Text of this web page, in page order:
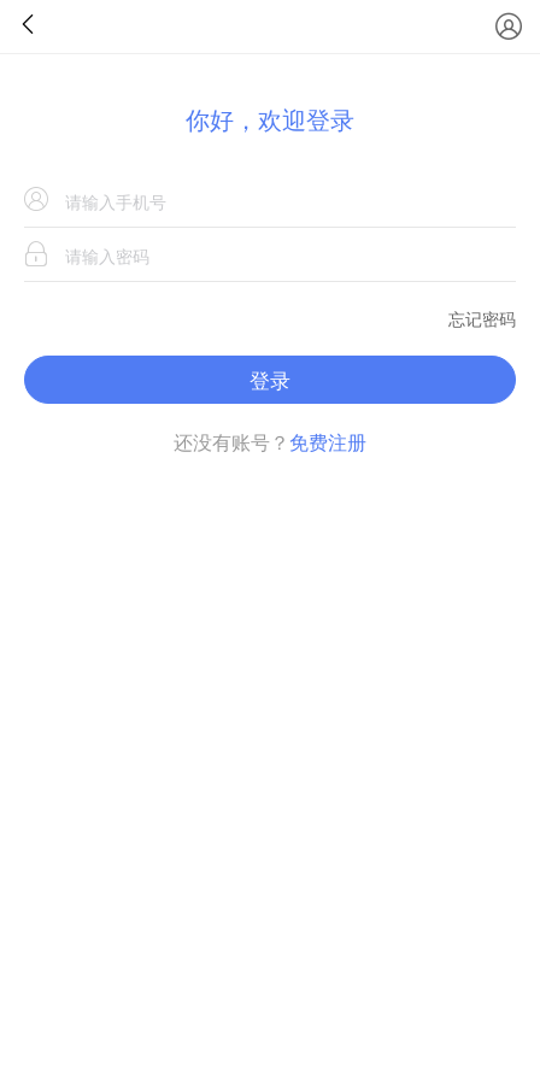
你好，欢迎登录
忘记密码
登录
还没有账号？ 免费注册